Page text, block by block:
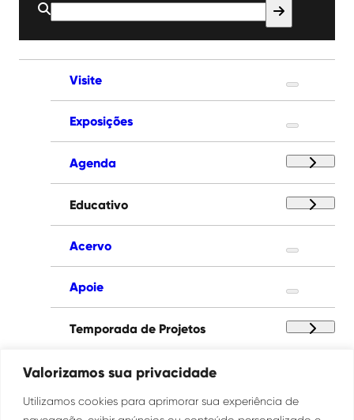
Valorizamos sua privacidade
Utilizamos cookies para aprimorar sua experiência de
Buscar
por:
Visite
Exposições
Agenda
Educativo
Acervo
Apoie
Temporada de Projetos
Paço das Artes
Institucional